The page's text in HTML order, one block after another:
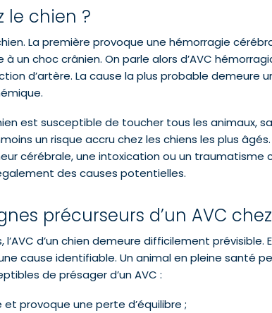
le chien ?
La première provoque une hémorragie
à un choc crânien. On parle alors d’AVC
d’artère. La cause la plus probable demeure
est susceptible de toucher tous les animaux,
un risque accru chez les chiens les plus
cérébrale, une intoxication ou un traumatisme
des causes potentielles.
précurseurs d’un AVC
d’un chien demeure difficilement
cause identifiable. Un animal en pleine santé
de présager d’un AVC :
provoque une perte d’équilibre ;